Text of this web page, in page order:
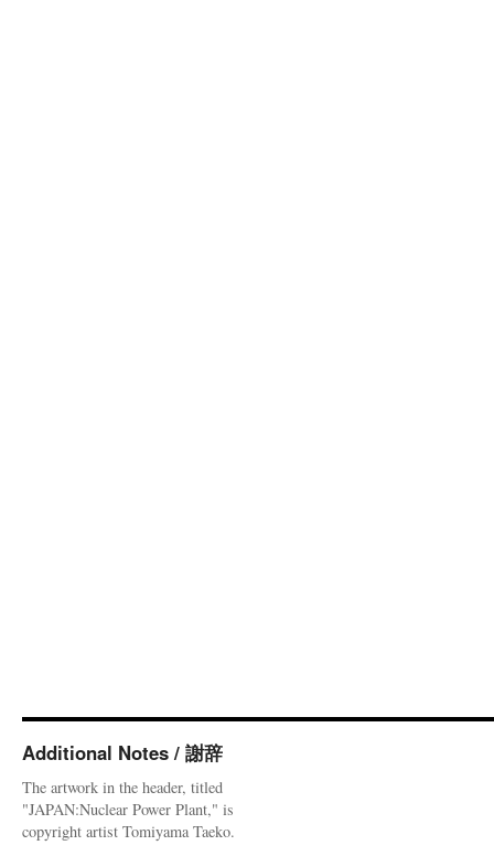
Additional Notes / 謝辞
The artwork in the header, titled
"JAPAN:Nuclear Power Plant," is
copyright artist Tomiyama Taeko.